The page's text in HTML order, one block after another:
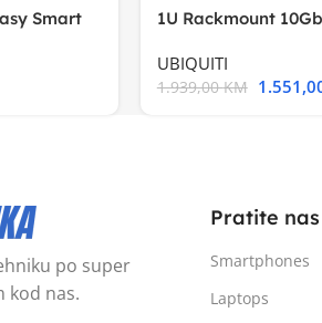
Smart
1U Rackmount
UBIQUITI
1.939,00KM
po super
kod nas.
Pratite nas
Smartphones
Laptops